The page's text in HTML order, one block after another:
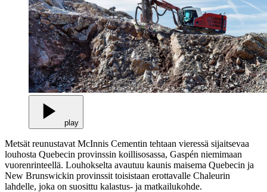
play
Metsät reunustavat McInnis Cementin tehtaan vieressä sijaitsevaa
louhosta Quebecin provinssin koillisosassa, Gaspén niemimaan
vuorenrinteellä. Louhokselta avautuu kaunis maisema Quebecin ja
New Brunswickin provinssit toisistaan erottavalle Chaleurin
lahdelle, joka on suosittu kalastus- ja matkailukohde.